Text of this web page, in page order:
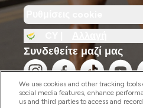
Συνδεθείτε μαζί μας
We use cookies and other tracking
social media features, enhance
us and third parties to access and